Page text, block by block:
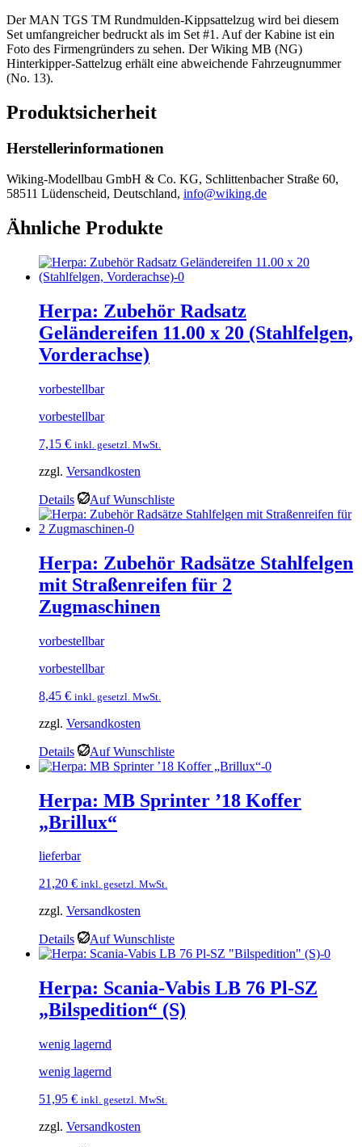
Der MAN TGS TM Rundmulden-Kippsattelzug wird bei diesem
Set umfangreicher bedruckt als im Set #1. Auf der Kabine ist ein
Foto des Firmengründers zu sehen. Der Wiking MB (NG)
Hinterkipper-Sattelzug erhält eine abweichende Fahrzeugnummer
(No. 13).
Produktsicherheit
Herstellerinformationen
Wiking-Modellbau GmbH & Co. KG, Schlittenbacher Straße 60,
58511 Lüdenscheid, Deutschland, info@wiking.de
Ähnliche Produkte
Herpa: Zubehör Radsatz
Geländereifen 11.00 x 20 (Stahlfelgen,
Vorderachse)
vorbestellbar
vorbestellbar
7,15 € inkl. gesetzl. MwSt.
zzgl. Versandkosten
Details Auf Wunschliste
Herpa: Zubehör Radsätze Stahlfelgen
mit Straßenreifen für 2
Zugmaschinen
vorbestellbar
vorbestellbar
8,45 € inkl. gesetzl. MwSt.
zzgl. Versandkosten
Details Auf Wunschliste
Herpa: MB Sprinter ’18 Koffer
„Brillux“
lieferbar
21,20 € inkl. gesetzl. MwSt.
zzgl. Versandkosten
Details Auf Wunschliste
Herpa: Scania-Vabis LB 76 Pl-SZ
„Bilspedition“ (S)
wenig lagernd
wenig lagernd
51,95 € inkl. gesetzl. MwSt.
zzgl. Versandkosten